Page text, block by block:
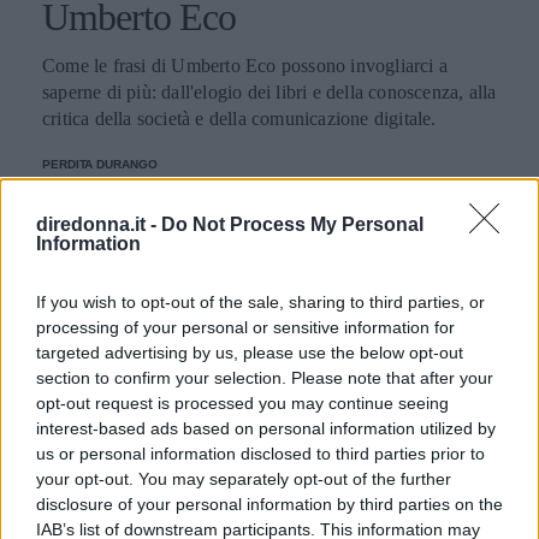
diredonna.it - Do Not Process My Personal
Information
If you wish to opt-out of the sale, sharing to third parties, or
processing of your personal or sensitive information for
targeted advertising by us, please use the below opt-out
section to confirm your selection. Please note that after your
opt-out request is processed you may continue seeing
interest-based ads based on personal information utilized by
us or personal information disclosed to third parties prior to
your opt-out. You may separately opt-out of the further
disclosure of your personal information by third parties on the
IAB’s list of downstream participants. This information may
Umberto Eco
Come le frasi di Umberto Eco possono invogliarci a
saperne di più: dall'elogio dei libri e della conoscenza, alla
critica della società e della comunicazione digitale.
PERDITA DURANGO